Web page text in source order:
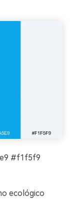
#f1f5f9
ecológico